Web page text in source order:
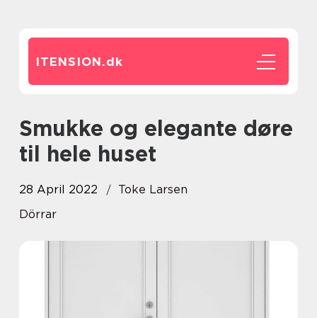
ITENSION.dk
Smukke og elegante døre
til hele huset
28 April 2022
Toke Larsen
Dörrar